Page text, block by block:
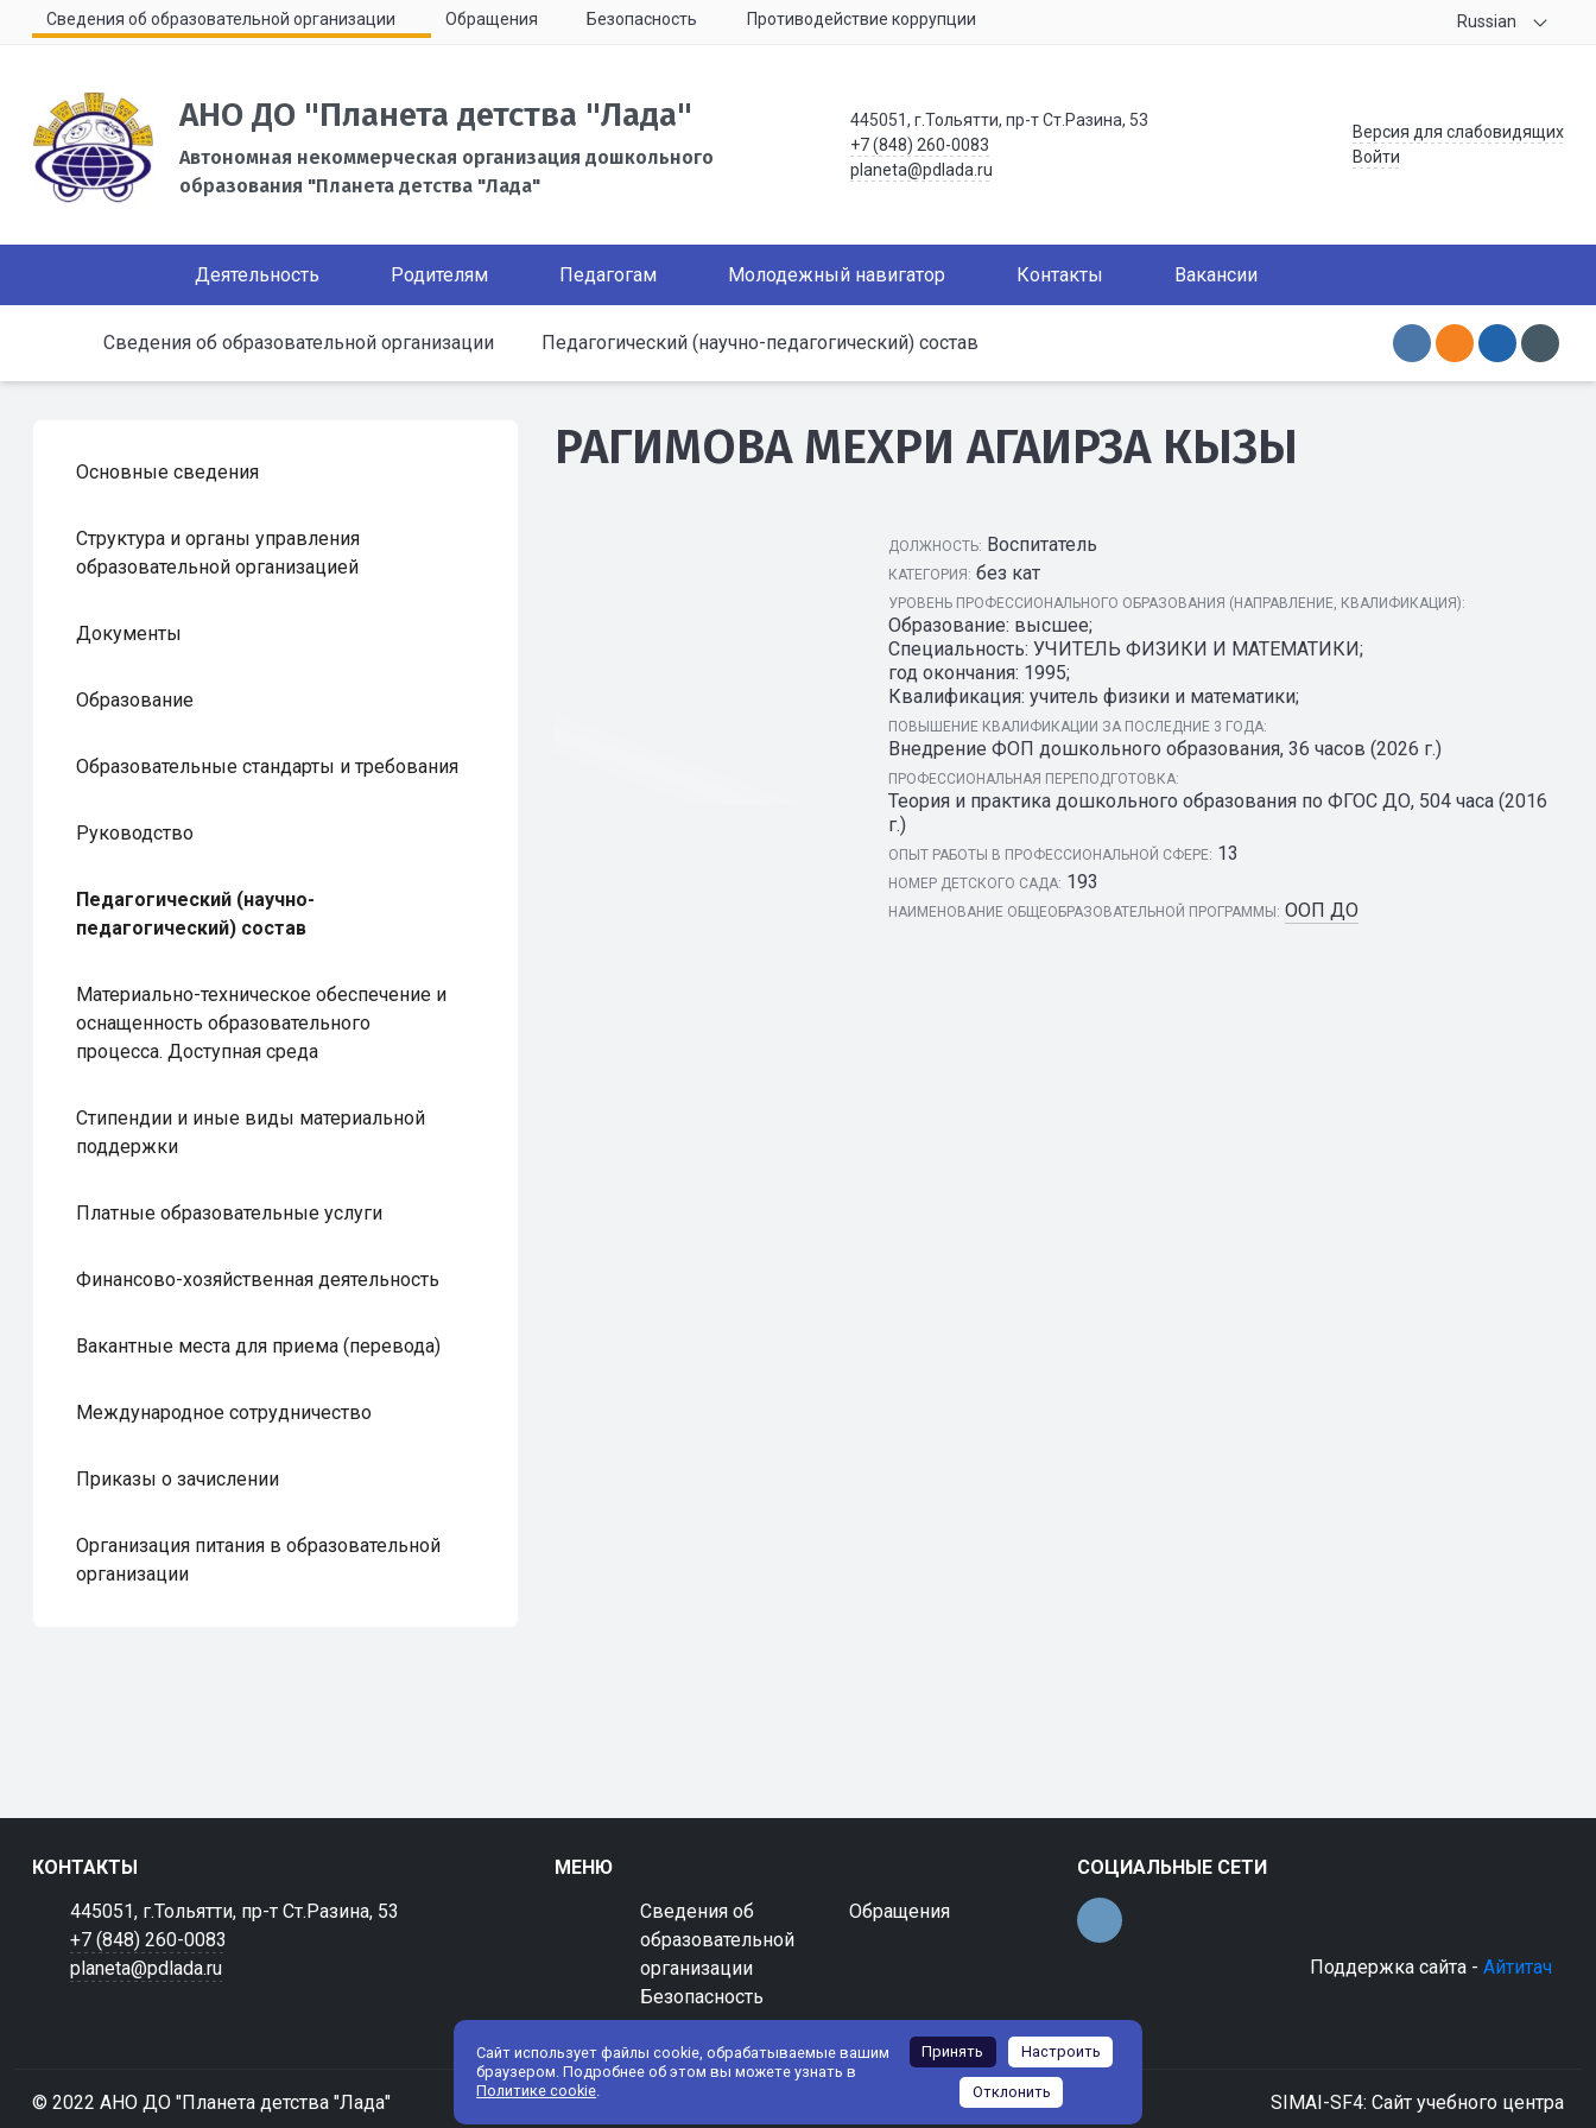
Сайт использует файлы cookie, обрабатываемые вашим
браузером. Подробнее об этом вы можете узнать в
Политике cookie
Принять Настроить
Отклонить
Сведения об образовательной организации Обращения Безопасность Противодействие коррупции Russian
АНО ДО "Планета детства "Лада"
Автономная некоммерческая организация дошкольного
образования "Планета детства "Лада"
445051, г.Тольятти, пр-т Ст.Разина, 53
+7 (848) 260-0083
planeta@pdlada.ru
Версия для слабовидящих
Войти
Деятельность Родителям Педагогам Молодежный навигатор Контакты Вакансии
Сведения об образовательной организации Педагогический (научно-педагогический) состав
Основные сведения
Структура и органы управления
образовательной организацией
Документы
Образование
Образовательные стандарты и требования
Руководство
Педагогический (научно-
педагогический) состав
Материально-техническое обеспечение и
оснащенность образовательного
процесса. Доступная среда
Стипендии и иные виды материальной
поддержки
Платные образовательные услуги
Финансово-хозяйственная деятельность
Вакантные места для приема (перевода)
Международное сотрудничество
Приказы о зачислении
Организация питания в образовательной
организации
РАГИМОВА МЕХРИ АГАИРЗА КЫЗЫ
ДОЛЖНОСТЬ: Воспитатель
КАТЕГОРИЯ: без кат
УРОВЕНЬ ПРОФЕССИОНАЛЬНОГО ОБРАЗОВАНИЯ (НАПРАВЛЕНИЕ, КВАЛИФИКАЦИЯ):
Образование: высшее;
Специальность: УЧИТЕЛЬ ФИЗИКИ И МАТЕМАТИКИ;
год окончания: 1995;
Квалификация: учитель физики и математики;
ПОВЫШЕНИЕ КВАЛИФИКАЦИИ ЗА ПОСЛЕДНИЕ 3 ГОДА:
Внедрение ФОП дошкольного образования, 36 часов (2026 г.)
ПРОФЕССИОНАЛЬНАЯ ПЕРЕПОДГОТОВКА:
Теория и практика дошкольного образования по ФГОС ДО, 504 часа (2016
г.)
ОПЫТ РАБОТЫ В ПРОФЕССИОНАЛЬНОЙ СФЕРЕ: 13
НОМЕР ДЕТСКОГО САДА: 193
НАИМЕНОВАНИЕ ОБЩЕОБРАЗОВАТЕЛЬНОЙ ПРОГРАММЫ: ООП ДО
КОНТАКТЫ
445051, г.Тольятти, пр-т Ст.Разина, 53
+7 (848) 260-0083
planeta@pdlada.ru
МЕНЮ
Сведения об
образовательной
организации
Обращения
Безопасность
СОЦИАЛЬНЫЕ СЕТИ
Поддержка сайта - Айтитач
© 2022 АНО ДО "Планета детства "Лада" SIMAI-SF4: Сайт учебного центра